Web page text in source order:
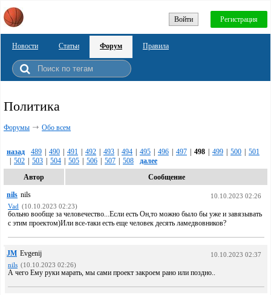
Войти Регистрация
Новости Статьи Форум Правила
Политика
Форумы Обо всем
назад 489 490 491 492 493 494 495 496 497 498 499 500
501
502 503 504 505 506 507 508
далее
Автор
Сообщение
nils nils
10.10.2023 02:26
Vad (10.10.2023 02:23)
больно вообще за человечество...Если есть Он,то можно было бы уже и завязывать
с этим проектом)Или все-таки есть еще человек десять ламедвовников?
JM Evgenij
10.10.2023 02:37
nils (10.10.2023 02:26)
А чего Ему руки марать, мы сами проект закроем рано или поздно..